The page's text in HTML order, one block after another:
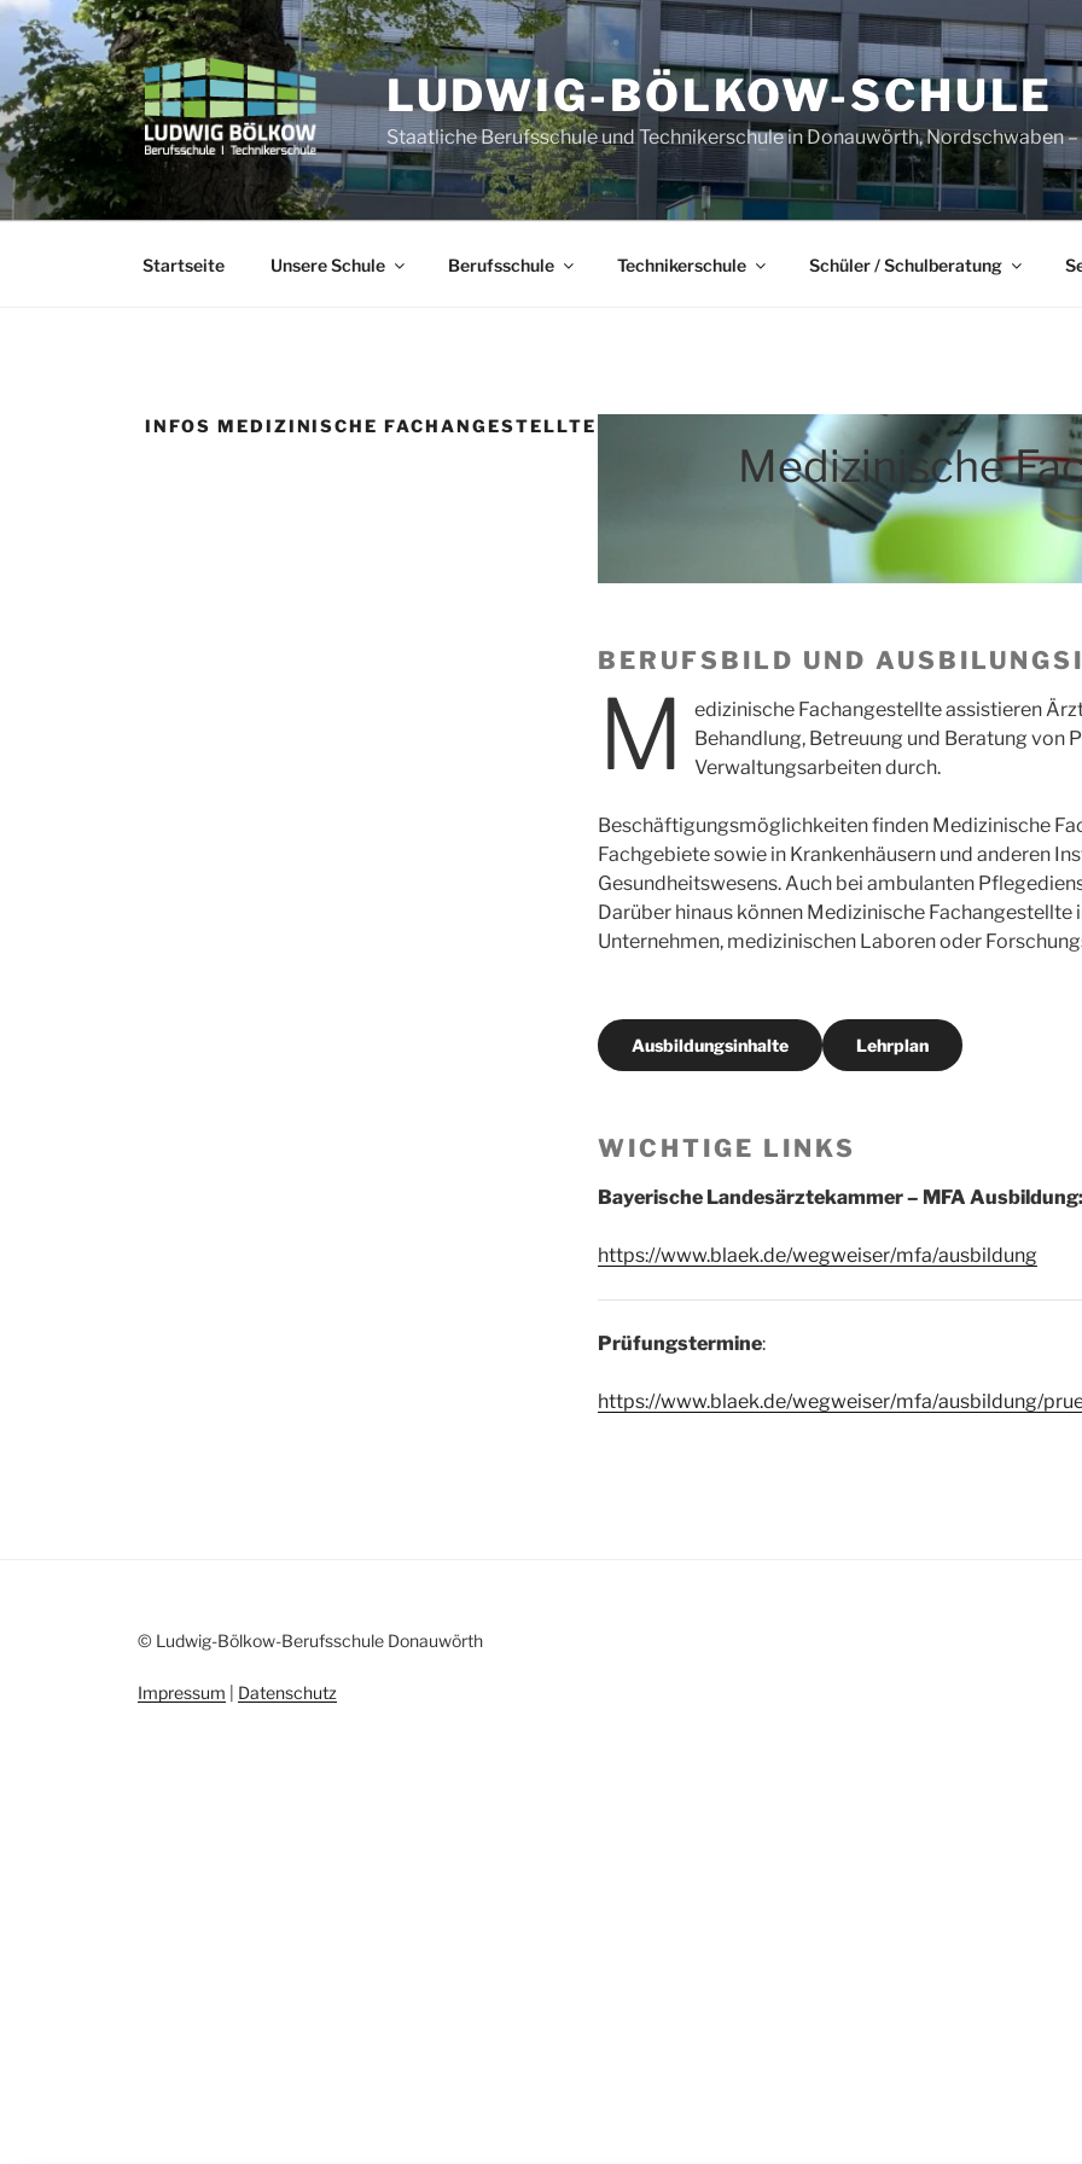
Zum
Inhalt
springen
LUDWIG-BÖLKOW-SCHULE
Staatliche Berufsschule und Technikerschule in Donauwörth, Nordschwaben
Startseite Unsere Schule Berufsschule Technikerschule Schüler / Schulberatung
INFOS MEDIZINISCHE FACHANGESTELLTE
Medizinische
BERUFSBILD UND
M
edizinische Fachangestellte assistieren
Behandlung, Betreuung und Beratung von
Verwaltungsarbeiten durch.
Beschäftigungsmöglichkeiten finden Medizinische
Fachgebiete sowie in Krankenhäusern und anderen
Gesundheitswesens. Auch bei ambulanten
Darüber hinaus können Medizinische
Unternehmen, medizinischen Laboren oder
Ausbildungsinhalte Lehrplan
WICHTIGE LINKS
Bayerische Landesärztekammer – MFA Ausbildung:
https://www.blaek.de/wegweiser/mfa/ausbildung
Prüfungstermine:
https://www.blaek.de/wegweiser/mfa/ausbildung/
© Ludwig-Bölkow-Berufsschule Donauwörth
Impressum Datenschutz